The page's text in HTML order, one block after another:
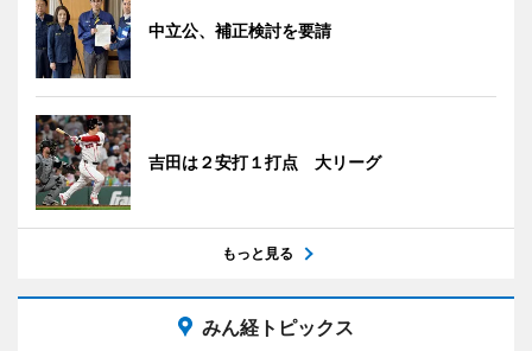
中立公、補正検討を要請
吉田は２安打１打点 大リーグ
もっと見る
みん経トピックス